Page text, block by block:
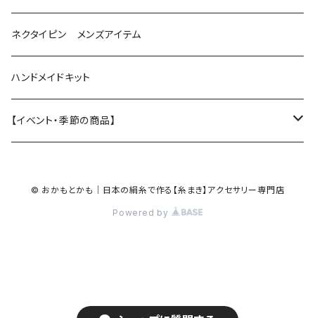
眼鏡ストラップ
目印チャーム
ネクタイピン メンズアイテム
ハンドメイドキット
【イベント・季節の商品】
© おかもとかも｜日本の絹糸で作る【糸まき】アクセサリー専門店
Powered by